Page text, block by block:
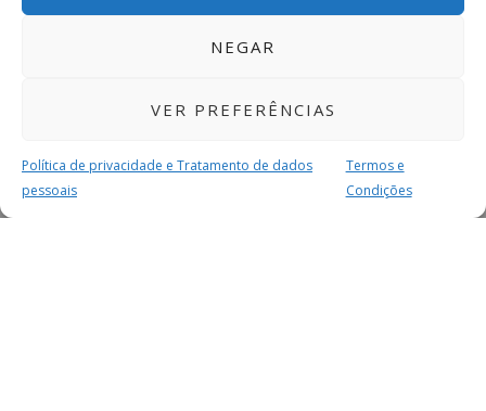
NEGAR
VER PREFERÊNCIAS
Política de privacidade e Tratamento de dados
pessoais
Termos e
Condições